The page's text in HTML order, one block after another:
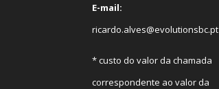
E-mail:
ricardo.alves@evolutionsbc.pt
* custo do valor da chamada
correspondente ao valor da